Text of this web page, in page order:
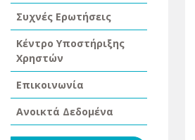
Συχνές Ερωτήσεις
Κέντρο Υποστήριξης
Χρηστών
Επικοινωνία
Ανοικτά Δεδομένα